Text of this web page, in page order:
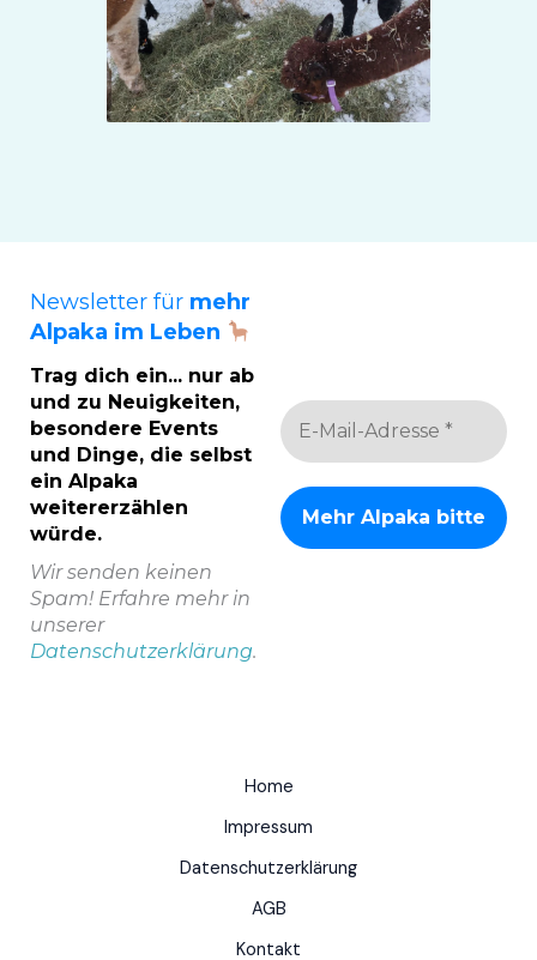
Newsletter für mehr
Alpaka im Leben
Trag dich ein... nur ab
und zu Neuigkeiten,
besondere Events
und Dinge, die selbst
ein Alpaka
weitererzählen
würde.
Wir senden keinen
Spam! Erfahre mehr in
unserer
Datenschutzerklärung.
Home
Impressum
Datenschutzerklärung
AGB
Kontakt